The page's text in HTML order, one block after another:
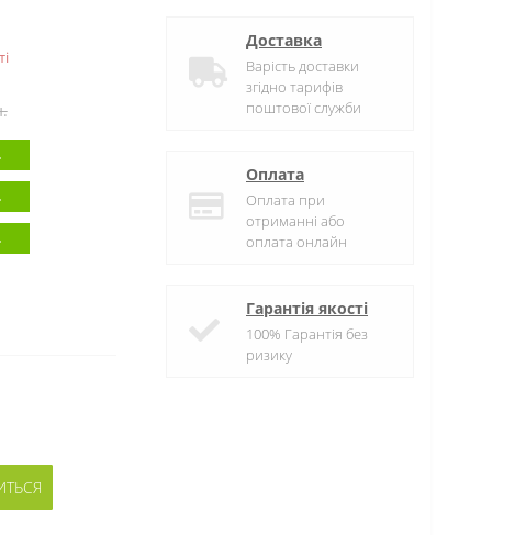
Доставка
Варість доставки
згідно тарифів
поштової служби
Оплата
Оплата при
отриманні або
оплата онлайн
Гарантія якості
100% Гарантія без
ризику